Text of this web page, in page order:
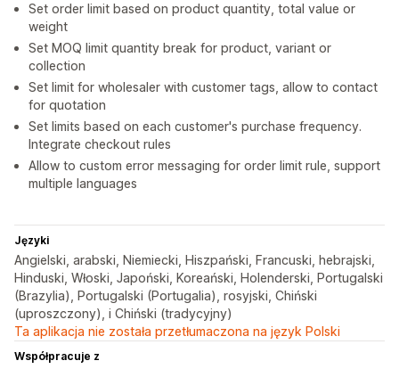
Set order limit based on product quantity, total value or
weight
Set MOQ limit quantity break for product, variant or
collection
Set limit for wholesaler with customer tags, allow to contact
for quotation
Set limits based on each customer's purchase frequency.
Integrate checkout rules
Allow to custom error messaging for order limit rule, support
multiple languages
Języki
Angielski, arabski, Niemiecki, Hiszpański, Francuski, hebrajski,
Hinduski, Włoski, Japoński, Koreański, Holenderski, Portugalski
(Brazylia), Portugalski (Portugalia), rosyjski, Chiński
(uproszczony), i Chiński (tradycyjny)
Ta aplikacja nie została przetłumaczona na język Polski
Współpracuje z